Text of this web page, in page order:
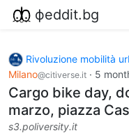
фeddit.bg
Rivoluzione mobilità
Milano@citiverse.it · 5
Cargo bike day,
marzo, piazza
s3.poliversity.it